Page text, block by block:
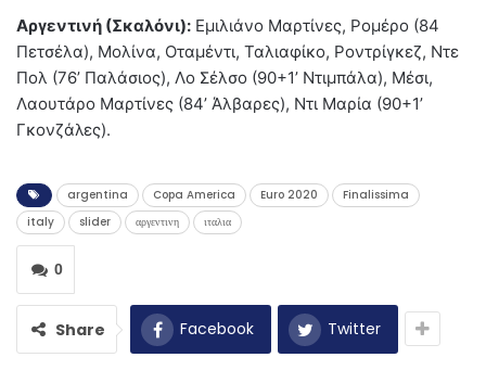
Αργεντινή (Σκαλόνι): Εμιλιάνο Μαρτίνες, Ρομέρο (84
Πετσέλα), Μολίνα, Οταμέντι, Ταλιαφίκο, Ροντρίγκεζ, Ντε
Πολ (76’ Παλάσιος), Λο Σέλσο (90+1’ Ντιμπάλα), Μέσι,
Λαουτάρο Μαρτίνες (84’ Άλβαρες), Ντι Μαρία (90+1’
Γκονζάλες).
argentina Copa America Euro 2020
Finalissima
italy
slider αργεντινη ιταλια
0
Share Facebook Twitter